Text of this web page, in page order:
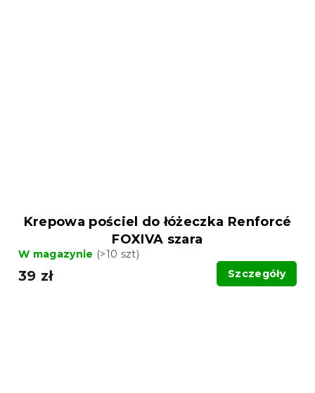
Krepowa pościel do łóżeczka Renforcé
FOXIVA szara
W magazynie (>10 szt)
39 zł Szczegóły